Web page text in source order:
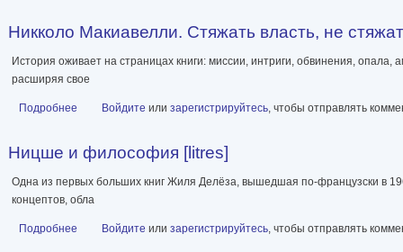
Никколо Макиавелли. Стяжать власть, не
История оживает на страницах книги: миссии, интриги, обвинения,
расширяя свое
Подробнее о Никколо Макиавелли. Стяжать власть, не стяжать славу
Войдите или зарегистрируйтесь, чтобы отправлять
Ницше и философия [litres]
Одна из первых больших книг Жиля Делёза, вышедшая по-французски в
концептов, обла
Подробнее о Ницше и философия [litres]
Войдите или зарегистрируйтесь, чтобы отправлять